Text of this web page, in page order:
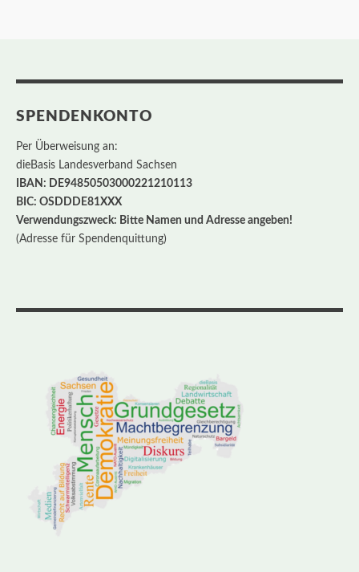
SPENDENKONTO
Per Überweisung an:
dieBasis Landesverband Sachsen
IBAN: DE94850503000221210113
BIC: OSDDDE81XXX
Verwendungszweck: Bitte Namen und Adresse angeben!
(Adresse für Spendenquittung)